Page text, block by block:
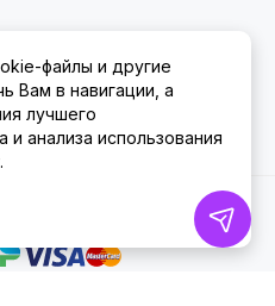
файлы и другие
Вам в навигации, а
лучшего
и анализа использования